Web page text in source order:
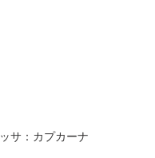
サ：カプカーナ